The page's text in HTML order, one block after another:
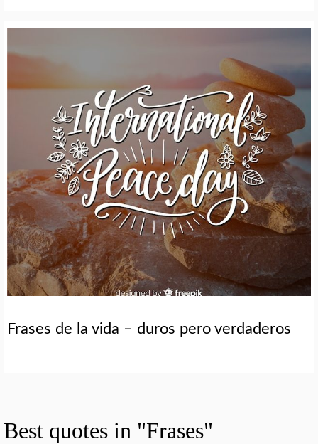
Frases de la vida – duros pero verdaderos
Best quotes in "Frases"